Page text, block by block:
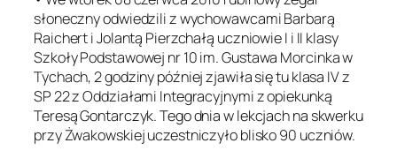
słoneczny odwiedzili z wychowawcami Barbarą
Raichert i Jolantą Pierzchałą uczniowie I i II klasy
Szkoły Podstawowej nr 10 im. Gustawa Morcinka w
Tychach, 2 godziny później zjawiła się tu klasa IV z
SP 22 z Oddziałami Integracyjnymi z opiekunką
Teresą Gontarczyk. Tego dnia w lekcjach na skwerku
przy Żwakowskiej uczestniczyło blisko 90 uczniów.